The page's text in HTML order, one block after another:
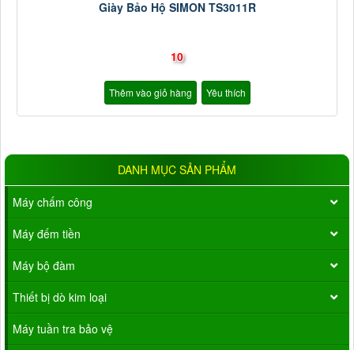
Giày Bảo Hộ SIMON TS3011R
10
Thêm vào giỏ hàng Yêu thích
DANH MỤC SẢN PHẨM
Máy chấm công
Máy đếm tiền
Máy bộ đàm
Thiết bị dò kim loại
Máy tuần tra bảo vệ